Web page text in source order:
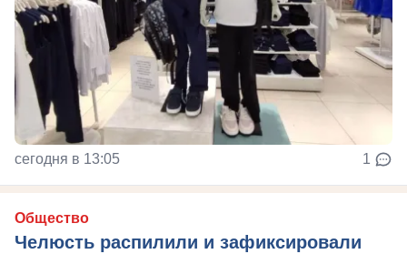
сегодня в 13:05 1
Общество
Челюсть распилили и зафиксировали